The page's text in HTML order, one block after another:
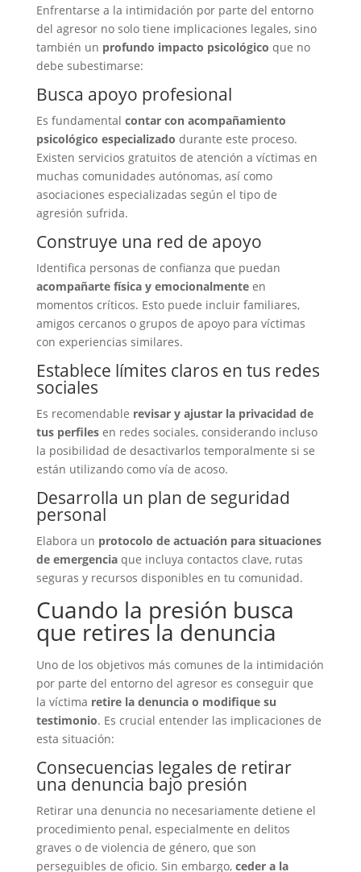
Enfrentarse a la intimidación por parte del entorno
del agresor no solo tiene implicaciones legales, sino
también un profundo impacto psicológico que no
debe subestimarse:
Busca apoyo profesional
Es fundamental contar con acompañamiento
psicológico especializado durante este proceso.
Existen servicios gratuitos de atención a víctimas en
muchas comunidades autónomas, así como
asociaciones especializadas según el tipo de
agresión sufrida.
Construye una red de apoyo
Identifica personas de confianza que puedan
acompañarte física y emocionalmenteen
momentos críticos. Esto puede incluir familiares,
amigos cercanos o grupos de apoyo para víctimas
con experiencias similares.
Establece límites claros en tus redes
sociales
Es recomendable revisar y ajustar la privacidad de
tus perfilesen redes sociales, considerando incluso
la posibilidad de desactivarlos temporalmente si se
están utilizando como vía de acoso.
Desarrolla un plan de seguridad
personal
Elabora un protocolo de actuación para situaciones
de emergenciaque incluya contactos clave, rutas
seguras y recursos disponibles en tu comunidad.
Cuando la presión busca
que retires la denuncia
Uno de los objetivos más comunes de la intimidación
por parte del entorno del agresor es conseguir que
la víctima retire la denuncia o modifique su
testimonio. Es crucial entender las implicaciones de
esta situación:
Consecuencias legales de retirar
una denuncia bajo presión
Retirar una denuncia no necesariamente detiene el
procedimiento penal, especialmente en delitos
graves o de violencia de género, que son
perseguibles de oficio. Sin embargo, ceder a la